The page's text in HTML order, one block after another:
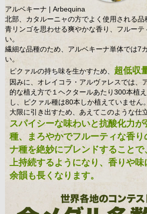
アルベキーナ | Arbequina
北部、カタルーニャの方でよく使用される品
青リンゴを思わせる爽やかな香り、フルーテ
い。
繊細な品種のため、アルベキーナ単体では7
い。
ピクァルの持ち味を生かすため、 超低収
因みに、オレイコラ・アルヴァレスでは、
的な植え方で１ヘクタールあたり300本植
し、ピクァル種は80本しか植えていません
大限に引き出すため、あえてこのような仕立
スパイシーな味わいと抗酸化力が
種、まろやかでフルーティな香り
ナ種を絶妙にブレンドすることで
上持続するようになり、香りや味
余韻も長くなります。